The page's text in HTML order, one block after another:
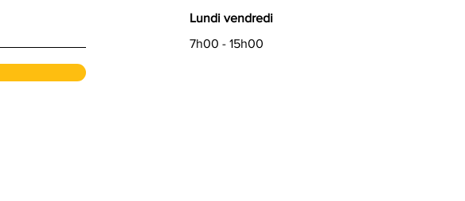
Lundi vendredi
7h00 - 15h00